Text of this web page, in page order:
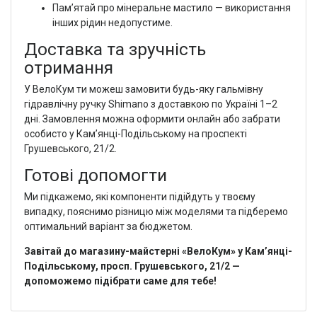
Пам’ятай про мінеральне мастило — використання
інших рідин недопустиме.
Доставка та зручність
отримання
У ВелоКум ти можеш замовити будь-яку гальмівну
гідравлічну ручку Shimano з доставкою по Україні 1–2
дні. Замовлення можна оформити онлайн або забрати
особисто у Кам’янці-Подільському на проспекті
Грушевського, 21/2.
Готові допомогти
Ми підкажемо, які компоненти підійдуть у твоєму
випадку, пояснимо різницю між моделями та підберемо
оптимальний варіант за бюджетом.
Завітай до магазину-майстерні «ВелоКум» у Кам’янці-
Подільському, просп. Грушевського, 21/2 —
допоможемо підібрати саме для тебе!